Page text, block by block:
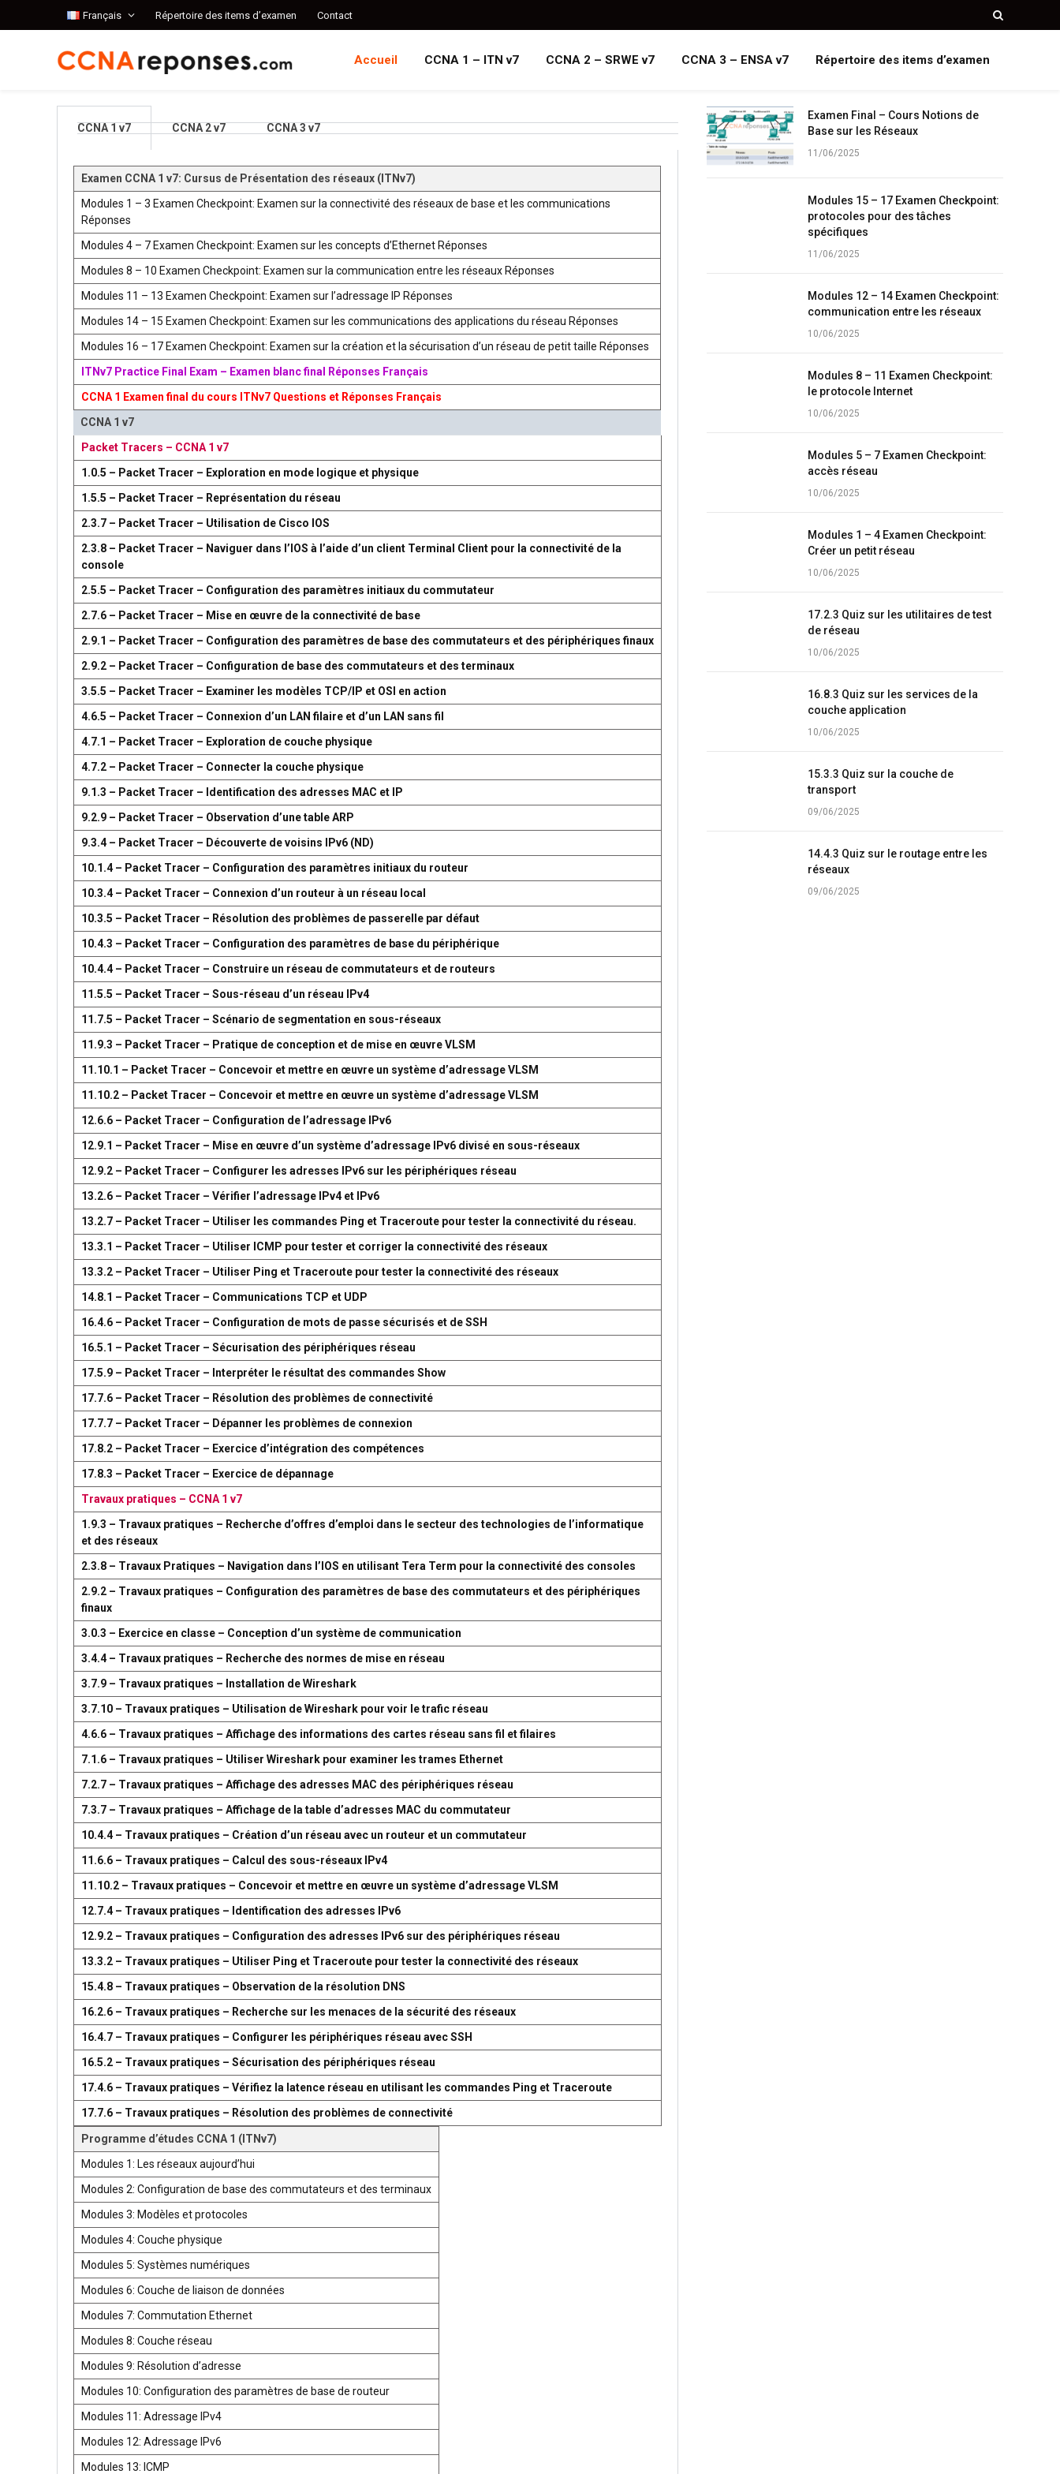
Français Répertoire des items d’examen Contact
Accueil CCNA 1 – ITN v7 CCNA 2 – SRWE v7 CCNA 3 – ENSA v7 Répertoire des items d’examen
CCNA 1 v7 CCNA 2 v7 CCNA 3 v7
Examen CCNA 1 v7: Cursus de Présentation des réseaux (ITNv7)
Modules 1 – 3 Examen Checkpoint: Examen sur la connectivité des réseaux de base et les communications
Réponses
Modules 4 – 7 Examen Checkpoint: Examen sur les concepts d’Ethernet Réponses
Modules 8 – 10 Examen Checkpoint: Examen sur la communication entre les réseaux Réponses
Modules 11 – 13 Examen Checkpoint: Examen sur l’adressage IP Réponses
Modules 14 – 15 Examen Checkpoint: Examen sur les communications des applications du réseau Réponses
Modules 16 – 17 Examen Checkpoint: Examen sur la création et la sécurisation d’un réseau de petit taille Réponses
ITNv7 Practice Final Exam – Examen blanc final Réponses Français
CCNA 1 Examen final du cours ITNv7 Questions et Réponses Français
CCNA 1 v7
Packet Tracers – CCNA 1 v7
1.0.5 – Packet Tracer – Exploration en mode logique et physique
1.5.5 – Packet Tracer – Représentation du réseau
2.3.7 – Packet Tracer – Utilisation de Cisco IOS
2.3.8 – Packet Tracer – Naviguer dans l’IOS à l’aide d’un client Terminal Client pour la connectivité de la
console
2.5.5 – Packet Tracer – Configuration des paramètres initiaux du commutateur
2.7.6 – Packet Tracer – Mise en œuvre de la connectivité de base
2.9.1 – Packet Tracer – Configuration des paramètres de base des commutateurs et des périphériques finaux
2.9.2 – Packet Tracer – Configuration de base des commutateurs et des terminaux
3.5.5 – Packet Tracer – Examiner les modèles TCP/IP et OSI en action
4.6.5 – Packet Tracer – Connexion d’un LAN filaire et d’un LAN sans fil
4.7.1 – Packet Tracer – Exploration de couche physique
4.7.2 – Packet Tracer – Connecter la couche physique
9.1.3 – Packet Tracer – Identification des adresses MAC et IP
9.2.9 – Packet Tracer – Observation d’une table ARP
9.3.4 – Packet Tracer – Découverte de voisins IPv6 (ND)
10.1.4 – Packet Tracer – Configuration des paramètres initiaux du routeur
10.3.4 – Packet Tracer – Connexion d’un routeur à un réseau local
10.3.5 – Packet Tracer – Résolution des problèmes de passerelle par défaut
10.4.3 – Packet Tracer – Configuration des paramètres de base du périphérique
10.4.4 – Packet Tracer – Construire un réseau de commutateurs et de routeurs
11.5.5 – Packet Tracer – Sous-réseau d’un réseau IPv4
11.7.5 – Packet Tracer – Scénario de segmentation en sous-réseaux
11.9.3 – Packet Tracer – Pratique de conception et de mise en œuvre VLSM
11.10.1 – Packet Tracer – Concevoir et mettre en œuvre un système d’adressage VLSM
11.10.2 – Packet Tracer – Concevoir et mettre en œuvre un système d’adressage VLSM
12.6.6 – Packet Tracer – Configuration de l’adressage IPv6
12.9.1 – Packet Tracer – Mise en œuvre d’un système d’adressage IPv6 divisé en sous-réseaux
12.9.2 – Packet Tracer – Configurer les adresses IPv6 sur les périphériques réseau
13.2.6 – Packet Tracer – Vérifier l’adressage IPv4 et IPv6
13.2.7 – Packet Tracer – Utiliser les commandes Ping et Traceroute pour tester la connectivité du réseau.
13.3.1 – Packet Tracer – Utiliser ICMP pour tester et corriger la connectivité des réseaux
13.3.2 – Packet Tracer – Utiliser Ping et Traceroute pour tester la connectivité des réseaux
14.8.1 – Packet Tracer – Communications TCP et UDP
16.4.6 – Packet Tracer – Configuration de mots de passe sécurisés et de SSH
16.5.1 – Packet Tracer – Sécurisation des périphériques réseau
17.5.9 – Packet Tracer – Interpréter le résultat des commandes Show
17.7.6 – Packet Tracer – Résolution des problèmes de connectivité
17.7.7 – Packet Tracer – Dépanner les problèmes de connexion
17.8.2 – Packet Tracer – Exercice d’intégration des compétences
17.8.3 – Packet Tracer – Exercice de dépannage
Travaux pratiques – CCNA 1 v7
1.9.3 – Travaux pratiques – Recherche d’offres d’emploi dans le secteur des technologies de l’informatique
et des réseaux
2.3.8 – Travaux Pratiques – Navigation dans l’IOS en utilisant Tera Term pour la connectivité des consoles
2.9.2 – Travaux pratiques – Configuration des paramètres de base des commutateurs et des périphériques
finaux
3.0.3 – Exercice en classe – Conception d’un système de communication
3.4.4 – Travaux pratiques – Recherche des normes de mise en réseau
3.7.9 – Travaux pratiques – Installation de Wireshark
3.7.10 – Travaux pratiques – Utilisation de Wireshark pour voir le trafic réseau
4.6.6 – Travaux pratiques – Affichage des informations des cartes réseau sans fil et filaires
7.1.6 – Travaux pratiques – Utiliser Wireshark pour examiner les trames Ethernet
7.2.7 – Travaux pratiques – Affichage des adresses MAC des périphériques réseau
7.3.7 – Travaux pratiques – Affichage de la table d’adresses MAC du commutateur
10.4.4 – Travaux pratiques – Création d’un réseau avec un routeur et un commutateur
11.6.6 – Travaux pratiques – Calcul des sous-réseaux IPv4
11.10.2 – Travaux pratiques – Concevoir et mettre en œuvre un système d’adressage VLSM
12.7.4 – Travaux pratiques – Identification des adresses IPv6
12.9.2 – Travaux pratiques – Configuration des adresses IPv6 sur des périphériques réseau
13.3.2 – Travaux pratiques – Utiliser Ping et Traceroute pour tester la connectivité des réseaux
15.4.8 – Travaux pratiques – Observation de la résolution DNS
16.2.6 – Travaux pratiques – Recherche sur les menaces de la sécurité des réseaux
16.4.7 – Travaux pratiques – Configurer les périphériques réseau avec SSH
16.5.2 – Travaux pratiques – Sécurisation des périphériques réseau
17.4.6 – Travaux pratiques – Vérifiez la latence réseau en utilisant les commandes Ping et Traceroute
17.7.6 – Travaux pratiques – Résolution des problèmes de connectivité
Programme d’études CCNA 1 (ITNv7)
Modules 1: Les réseaux aujourd’hui
Modules 2: Configuration de base des commutateurs et des terminaux
Modules 3: Modèles et protocoles
Modules 4: Couche physique
Modules 5: Systèmes numériques
Modules 6: Couche de liaison de données
Modules 7: Commutation Ethernet
Modules 8: Couche réseau
Modules 9: Résolution d’adresse
Modules 10: Configuration des paramètres de base de routeur
Modules 11: Adressage IPv4
Modules 12: Adressage IPv6
Modules 13: ICMP
Examen Final – Cours Notions de
Base sur les Réseaux
11/06/2025
Modules 15 – 17 Examen Checkpoint:
protocoles pour des tâches
spécifiques
11/06/2025
Modules 12 – 14 Examen Checkpoint:
communication entre les réseaux
10/06/2025
Modules 8 – 11 Examen Checkpoint:
le protocole Internet
10/06/2025
Modules 5 – 7 Examen Checkpoint:
accès réseau
10/06/2025
Modules 1 – 4 Examen Checkpoint:
Créer un petit réseau
10/06/2025
17.2.3 Quiz sur les utilitaires de test
de réseau
10/06/2025
16.8.3 Quiz sur les services de la
couche application
10/06/2025
15.3.3 Quiz sur la couche de
transport
09/06/2025
14.4.3 Quiz sur le routage entre les
réseaux
09/06/2025